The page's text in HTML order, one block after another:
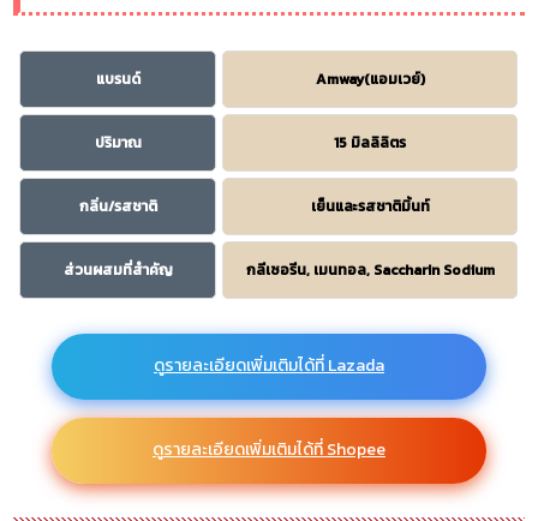
แบรนด์ Amway(แอมเวย์)
ปริมาณ 15 มิลลิลิตร
กลิ่น/รสชาติ เย็นและรสชาติมิ้นท์
ส่วนผสมที่สำคัญ กลีเซอรีน, เมนทอล, Saccharin Sodium
ดูรายละเอียดเพิ่มเติมได้ที่ Lazada
ดูรายละเอียดเพิ่มเติมได้ที่ Shopee